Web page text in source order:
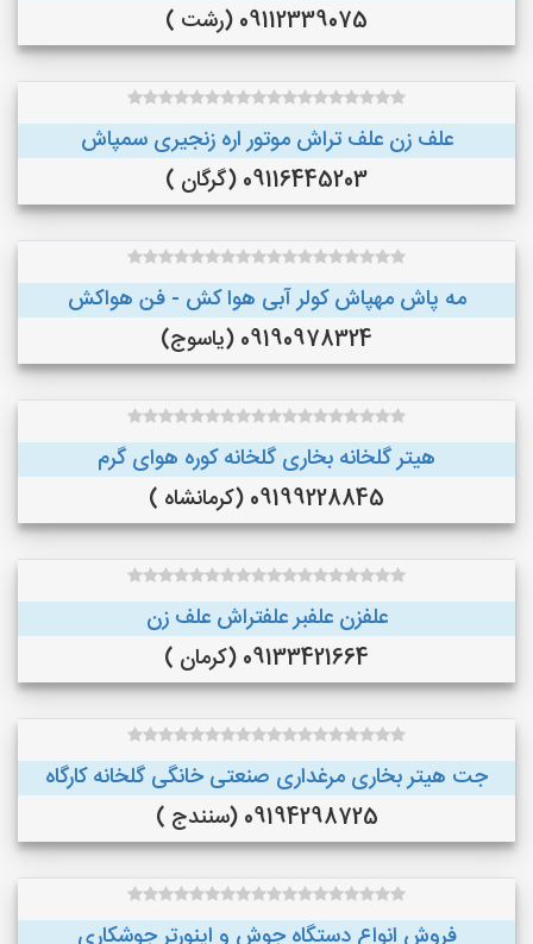
09112339075 (رشت )
علف زن علف تراش موتور اره زنجیری سمپاش
09116445203 (گرگان )
مه پاش مهپاش کولر آبی هوا کش - فن هواکش
09190978324 (یاسوج)
هیتر گلخانه بخاری گلخانه کوره هوای گرم
09199228845 (کرمانشاه )
علفزن علفبر علفتراش علف زن
09133421664 (کرمان )
جت هیتر بخاری مرغداری صنعتی خانگی گلخانه کارگاه
09194298725 (سنندج )
فروش انواع دستگاه جوش و اینورتر جوشکاری